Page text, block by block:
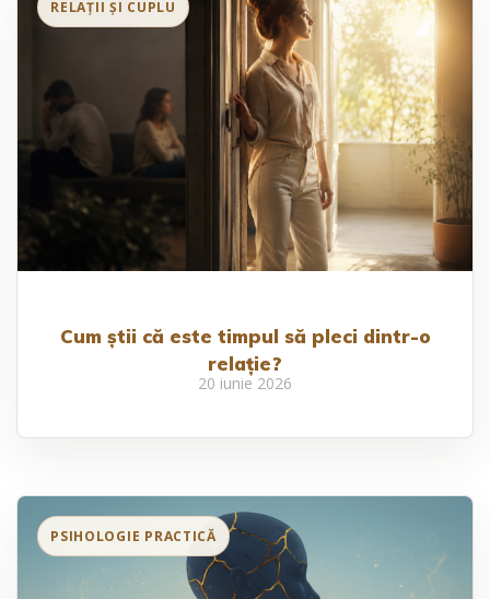
Cum știi că este timpul să pleci dintr-o
relație?
20 iunie 2026